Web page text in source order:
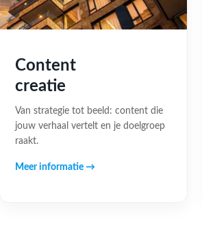
Content
creatie
Van strategie tot beeld: content die
jouw verhaal vertelt en je doelgroep
raakt.
Meer informatie →